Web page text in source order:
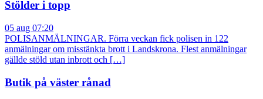
Stölder i topp
05 aug 07:20
POLISANMÄLNINGAR. Förra veckan fick polisen in 122
anmälningar om misstänkta brott i Landskrona. Flest anmälningar
gällde stöld utan inbrott och […]
Butik på väster rånad